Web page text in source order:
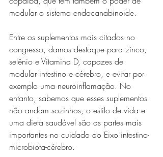
modular o sistema endocanabinoide.
Entre os suplementos mais citados no
congresso, damos destaque para zinco,
selênio e Vitamina D, capazes de
modular intestino e cérebro, e evitar por
exemplo uma neuroinflamação. No
entanto, sabemos que esses suplementos
não andam sozinhos, o estilo de vida e
uma dieta saudável são as partes mais
importantes no cuidado do Eixo intestino-
microbiota-cérebro.